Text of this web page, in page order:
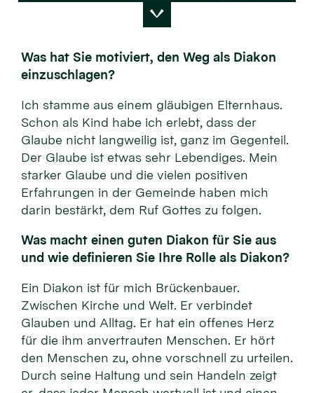
Was hat Sie motiviert, den Weg als Diakon
einzuschlagen?
Ich stamme aus einem gläubigen Elternhaus.
Schon als Kind habe ich erlebt, dass der
Glaube nicht langweilig ist, ganz im Gegenteil.
Der Glaube ist etwas sehr Lebendiges. Mein
starker Glaube und die vielen positiven
Erfahrungen in der Gemeinde haben mich
darin bestärkt, dem Ruf Gottes zu folgen.
Was macht einen guten Diakon für Sie aus
und wie definieren Sie Ihre Rolle als Diakon?
Ein Diakon ist für mich Brückenbauer.
Zwischen Kirche und Welt. Er verbindet
Glauben und Alltag. Er hat ein offenes Herz
für die ihm anvertrauten Menschen. Er hört
den Menschen zu, ohne vorschnell zu urteilen.
Durch seine Haltung und sein Handeln zeigt